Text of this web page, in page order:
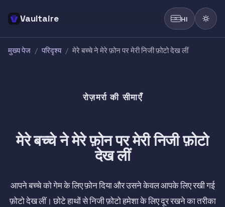
Vaultaire HI
मुख्य पेज / परिदृश्य / मेरे बच्चे ने मेरे फ़ोन पर मेरी निजी फ़ोटो देख लीं
रोज़मर्रा की सीमाएँ
मेरे बच्चे ने मेरे फ़ोन पर मेरी निजी फ़ोटो
देख लीं
आपने बच्चे को गेम के लिए फ़ोन दिया और उसने केवल आपके लिए रखी गई
फ़ोटो देख लीं। छोटे हाथों से निजी फ़ोटो हमेशा के लिए दूर रखने का तरीका